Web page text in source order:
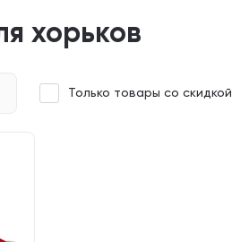
хорьков
Только товары со скидкой